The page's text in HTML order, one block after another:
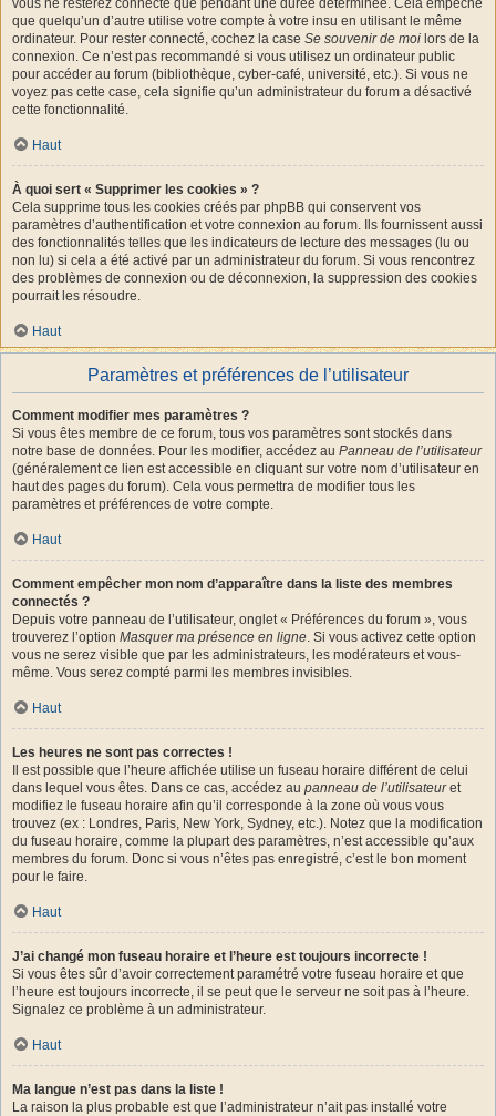
vous ne resterez connecté que pendant une durée déterminée. Cela empêche
que quelqu’un d’autre utilise votre compte à votre insu en utilisant le même
ordinateur. Pour rester connecté, cochez la case Se souvenir de moi lors de la
connexion. Ce n’est pas recommandé si vous utilisez un ordinateur public
pour accéder au forum (bibliothèque, cyber-café, université, etc.). Si vous ne
voyez pas cette case, cela signifie qu’un administrateur du forum a désactivé
cette fonctionnalité.
Haut
À quoi sert « Supprimer les cookies » ?
Cela supprime tous les cookies créés par phpBB qui conservent vos
paramètres d’authentification et votre connexion au forum. Ils fournissent aussi
des fonctionnalités telles que les indicateurs de lecture des messages (lu ou
non lu) si cela a été activé par un administrateur du forum. Si vous rencontrez
des problèmes de connexion ou de déconnexion, la suppression des cookies
pourrait les résoudre.
Haut
Paramètres et préférences de l’utilisateur
Comment modifier mes paramètres ?
Si vous êtes membre de ce forum, tous vos paramètres sont stockés dans
notre base de données. Pour les modifier, accédez au Panneau de l’utilisateur
(généralement ce lien est accessible en cliquant sur votre nom d’utilisateur en
haut des pages du forum). Cela vous permettra de modifier tous les
paramètres et préférences de votre compte.
Haut
Comment empêcher mon nom d’apparaître dans la liste des membres
connectés ?
Depuis votre panneau de l’utilisateur, onglet « Préférences du forum », vous
trouverez l’option Masquer ma présence en ligne. Si vous activez cette option
vous ne serez visible que par les administrateurs, les modérateurs et vous-
même. Vous serez compté parmi les membres invisibles.
Haut
Les heures ne sont pas correctes !
Il est possible que l’heure affichée utilise un fuseau horaire différent de celui
dans lequel vous êtes. Dans ce cas, accédez au panneau de l’utilisateuret
modifiez le fuseau horaire afin qu’il corresponde à la zone où vous vous
trouvez (ex : Londres, Paris, New York, Sydney, etc.). Notez que la modification
du fuseau horaire, comme la plupart des paramètres, n’est accessible qu’aux
membres du forum. Donc si vous n’êtes pas enregistré, c’est le bon moment
pour le faire.
Haut
J’ai changé mon fuseau horaire et l’heure est toujours incorrecte !
Si vous êtes sûr d’avoir correctement paramétré votre fuseau horaire et que
l’heure est toujours incorrecte, il se peut que le serveur ne soit pas à l’heure.
Signalez ce problème à un administrateur.
Haut
Ma langue n’est pas dans la liste !
La raison la plus probable est que l’administrateur n’ait pas installé votre